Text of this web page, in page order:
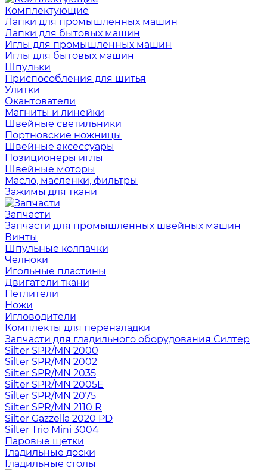
Комплектующие
Лапки для промышленных машин
Лапки для бытовых машин
Иглы для промышленных машин
Иглы для бытовых машин
Шпульки
Приспособления для шитья
Улитки
Окантователи
Магниты и линейки
Швейные светильники
Портновские ножницы
Швейные аксессуары
Позиционеры иглы
Швейные моторы
Масло, масленки, фильтры
Зажимы для ткани
Запчасти
Запчасти для промышленных швейных машин
Винты
Шпульные колпачки
Челноки
Игольные пластины
Двигатели ткани
Петлители
Ножи
Игловодители
Комплекты для переналадки
Запчасти для гладильного оборудования Силтер
Silter SPR/MN 2000
Silter SPR/MN 2002
Silter SPR/MN 2035
Silter SPR/MN 2005E
Silter SPR/MN 2075
Silter SPR/MN 2110 R
Silter Gazzella 2020 PD
Silter Trio Mini 3004
Паровые щетки
Гладильные доски
Гладильные столы